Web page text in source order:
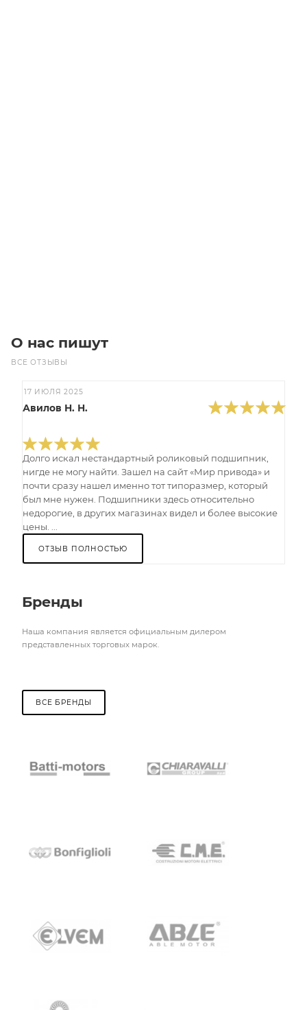
О нас пишут
ВСЕ ОТЗЫВЫ
17 ИЮЛЯ 2025
Авилов Н. Н.
Долго искал нестандартный роликовый подшипник,
нигде не могу найти. Зашел на сайт «Мир привода» и
почти сразу нашел именно тот типоразмер, который
был мне нужен. Подшипники здесь относительно
недорогие, в других магазинах видел и более высокие
цены. ...
ОТЗЫВ ПОЛНОСТЬЮ
Бренды
Наша компания является официальным дилером
представленных торговых марок.
ВСЕ БРЕНДЫ